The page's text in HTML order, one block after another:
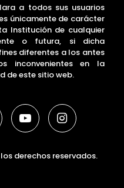
a todos sus usuarios
únicamente de carácter
Institución de cualquier
o futura, si dicha
diferentes a los antes
inconvenientes en la
de este sitio web.
derechos reservados.